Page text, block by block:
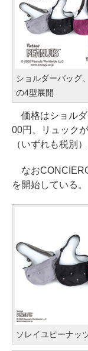
ショルダーバッグ
の4型展開
価格はショルダ
00円、リュック
（いずれも税別）
なお
を開始している。
ソレイユピーナッ